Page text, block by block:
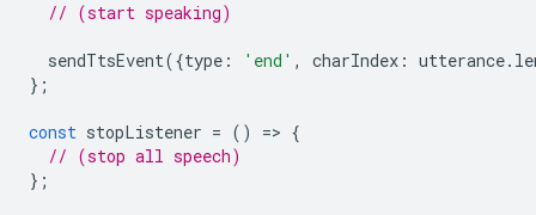
// (start speaking)
sendTtsEvent({type : 'end' , charIndex : utterance.
};
const stopListener = () => {
// (stop all speech)
};